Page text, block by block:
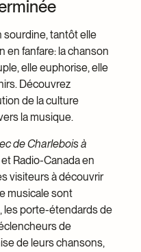
sourdine, tantôt elle
en fanfare: la chanson
elle euphorise, elle
Découvrez
de la culture
la musique.
de Charlebois à
Radio-Canada en
visiteurs à découvrir
musicale sont
les porte-étendards de
de
de leurs chansons,